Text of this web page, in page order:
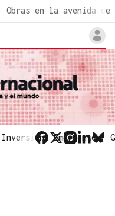
Obras en la avenida de
Inversión Emergentes